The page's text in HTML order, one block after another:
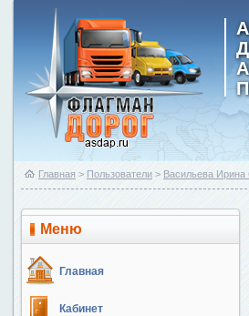
Главная > Пользователи > Васильева Ирина
Меню
Главная
Кабинет